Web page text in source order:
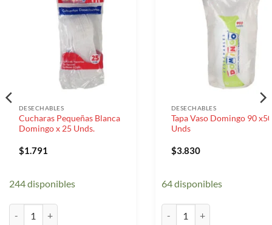
DESECHABLES
Cucharas Pequeñas Blanca
Domingo x 25 Unds.
$1.791
244 disponibles
DESECHABLES
Tapa Vaso Domingo 90 x50
Unds
$3.830
64 disponibles